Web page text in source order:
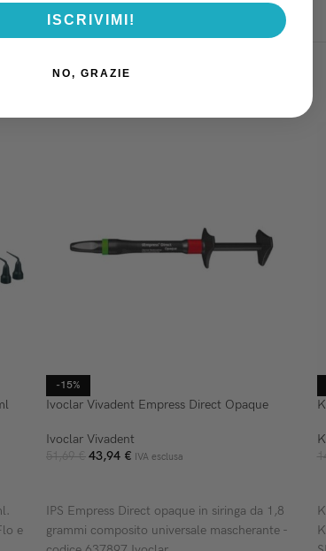
e
-15%
Ivoclar Vivadent Empress Direct Opaque
Ivoclar Vivadent
51,69€ 43,94 € IVA esclusa
IPS Empress Direct opaque in siringa da 1,8
grammi composito universale mascherante -
ISCRIVIMI!
NO, GRAZIE